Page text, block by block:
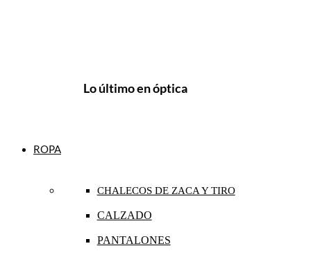
Lo último en óptica
ROPA
CHALECOS DE ZACA Y TIRO
CALZADO
PANTALONES